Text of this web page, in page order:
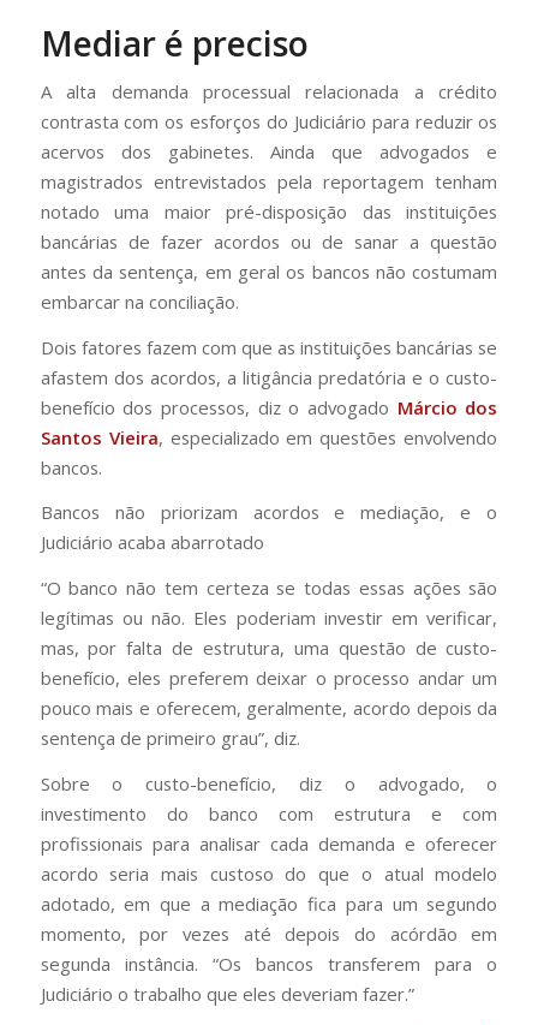
Mediar é preciso
A alta demanda processual relacionada a crédito
contrasta com os esforços do Judiciário para reduzir os
acervos dos gabinetes. Ainda que advogados e
magistrados entrevistados pela reportagem tenham
notado uma maior pré-disposição das instituições
bancárias de fazer acordos ou de sanar a questão
antes da sentença, em geral os bancos não costumam
embarcar na conciliação.
Dois fatores fazem com que as instituições bancárias se
afastem dos acordos, a litigância predatória e o custo-
benefício dos processos, diz o advogado Márcio dos
Santos Vieira, especializado em questões envolvendo
bancos.
Bancos não priorizam acordos e mediação, e o
Judiciário acaba abarrotado
“O banco não tem certeza se todas essas ações são
legítimas ou não. Eles poderiam investir em verificar,
mas, por falta de estrutura, uma questão de custo-
benefício, eles preferem deixar o processo andar um
pouco mais e oferecem, geralmente, acordo depois da
sentença de primeiro grau”, diz.
Sobre o custo-benefício, diz o advogado, o
investimento do banco com estrutura e com
profissionais para analisar cada demanda e oferecer
acordo seria mais custoso do que o atual modelo
adotado, em que a mediação fica para um segundo
momento, por vezes até depois do acórdão em
segunda instância. “Os bancos transferem para o
Judiciário o trabalho que eles deveriam fazer.”